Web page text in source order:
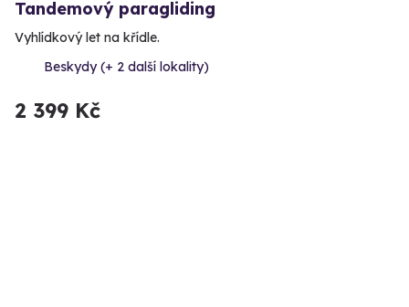
Tandemový paragliding
Vyhlídkový let na křídle.
Beskydy (+ 2 další lokality)
2 399 Kč